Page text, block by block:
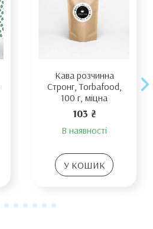
Кава розчинна
Стронг, Torbafood,
100 г, міцна
103 ₴
В наявності
У КОШИК